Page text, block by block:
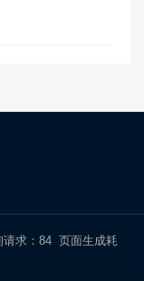
请求：84 页面生成耗